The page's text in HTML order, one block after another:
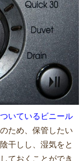
いているビニール
ため、保管したい
干しし、湿気をと
ておくことができ